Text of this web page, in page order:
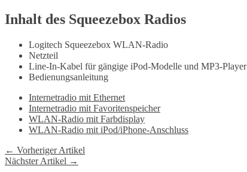
Inhalt des Squeezebox Radios
Logitech Squeezebox WLAN-Radio
Netzteil
Line-In-Kabel für gängige iPod-Modelle und MP3-Player
Bedienungsanleitung
Internetradio mit Ethernet
Internetradio mit Favoritenspeicher
WLAN-Radio mit Farbdisplay
WLAN-Radio mit iPod/iPhone-Anschluss
← Vorheriger Artikel
Nächster Artikel →